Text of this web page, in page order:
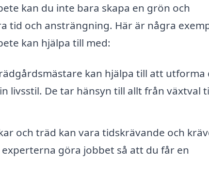
kan du inte bara skapa en grön och
tid och ansträngning. Här är några
kan hjälpa till med:
kan hjälpa till att utforma
livsstil. De tar hänsyn till allt från växtval
och träd kan vara tidskrävande och
göra jobbet så att du får en